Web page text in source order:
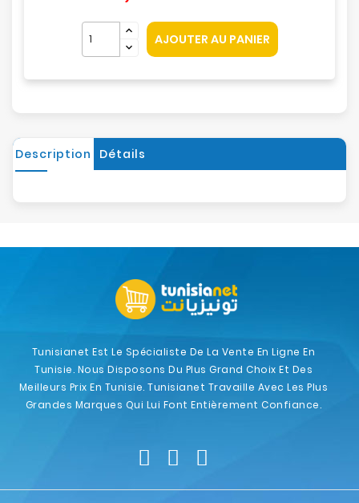
AJOUTER AU PANIER
Description Détails
Tunisianet Est Le Spécialiste De La Vente En Ligne En
Tunisie. Nous Disposons Du Plus Grand Choix Et Des
Meilleurs Prix En Tunisie. Tunisianet Travaille Avec Les Plus
Grandes Marques Qui Lui Font Entièrement Confiance.